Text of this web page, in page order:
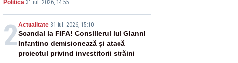
răspândirii virusului pestei porcine
africane
Politica·31 iul. 2026, 14:55
2Actualitate-31 iul. 2026, 15:10
Scandal la FIFA! Consilierul lui Gianni
Infantino demisionează și atacă
proiectul privind investitorii străini